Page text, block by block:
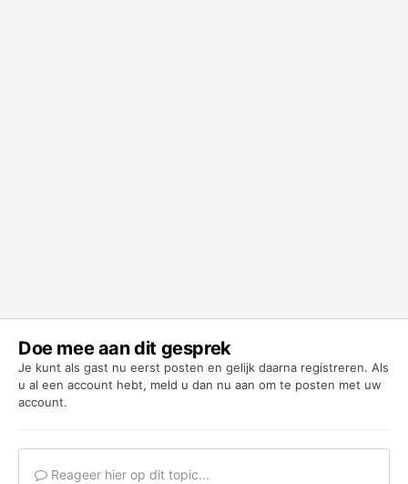
Doe mee aan dit gesprek
Je kunt als gast nu eerst posten en gelijk daarna registreren. Als
u al een account hebt, meld u dan nu aan om te posten met uw
account.
Reageer hier op dit topic...